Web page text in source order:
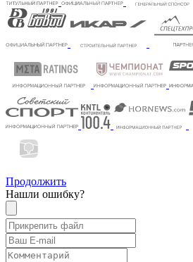
Продолжить
Нашли ошибку?